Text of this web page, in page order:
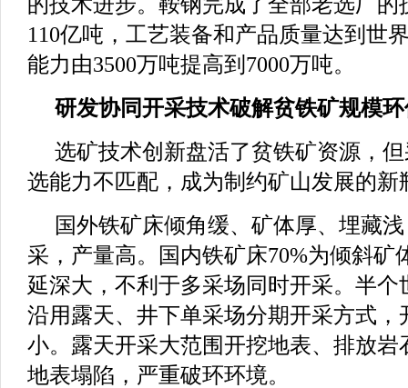
110亿吨，工艺装备和产品质量达到世
能力由3500万吨提高到7000万吨。
研发协同开采技术破解贫铁矿规模
选矿技术创新盘活了贫铁矿资源，
选能力不匹配，成为制约矿山发展的新
国外铁矿床倾角缓、矿体厚、埋藏
采，产量高。国内铁矿床70%为倾斜矿
延深大，不利于多采场同时开采。半
沿用露天、井下单采场分期开采方式，
小。露天开采大范围开挖地表、排放岩
地表塌陷，严重破环环境。